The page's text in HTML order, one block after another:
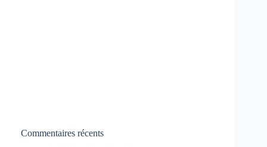
Commentaires récents